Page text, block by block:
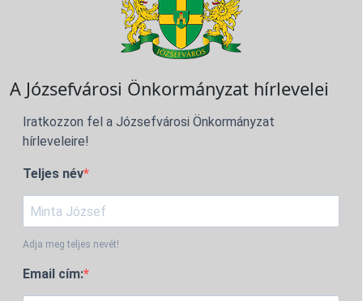
A Józsefvárosi Önkormányzat hírlevelei
Iratkozzon fel a Józsefvárosi Önkormányzat
hírleveleire!
Teljes név
Adja meg teljes nevét!
Email cím: